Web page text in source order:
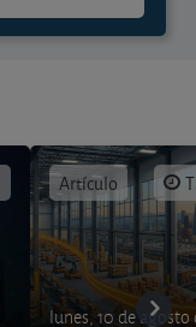
Artículo
lunes, 10 de agosto